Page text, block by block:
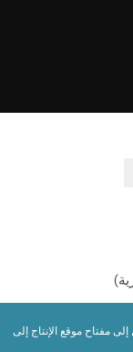
)
مفتاح موقع الإنتاج إلى